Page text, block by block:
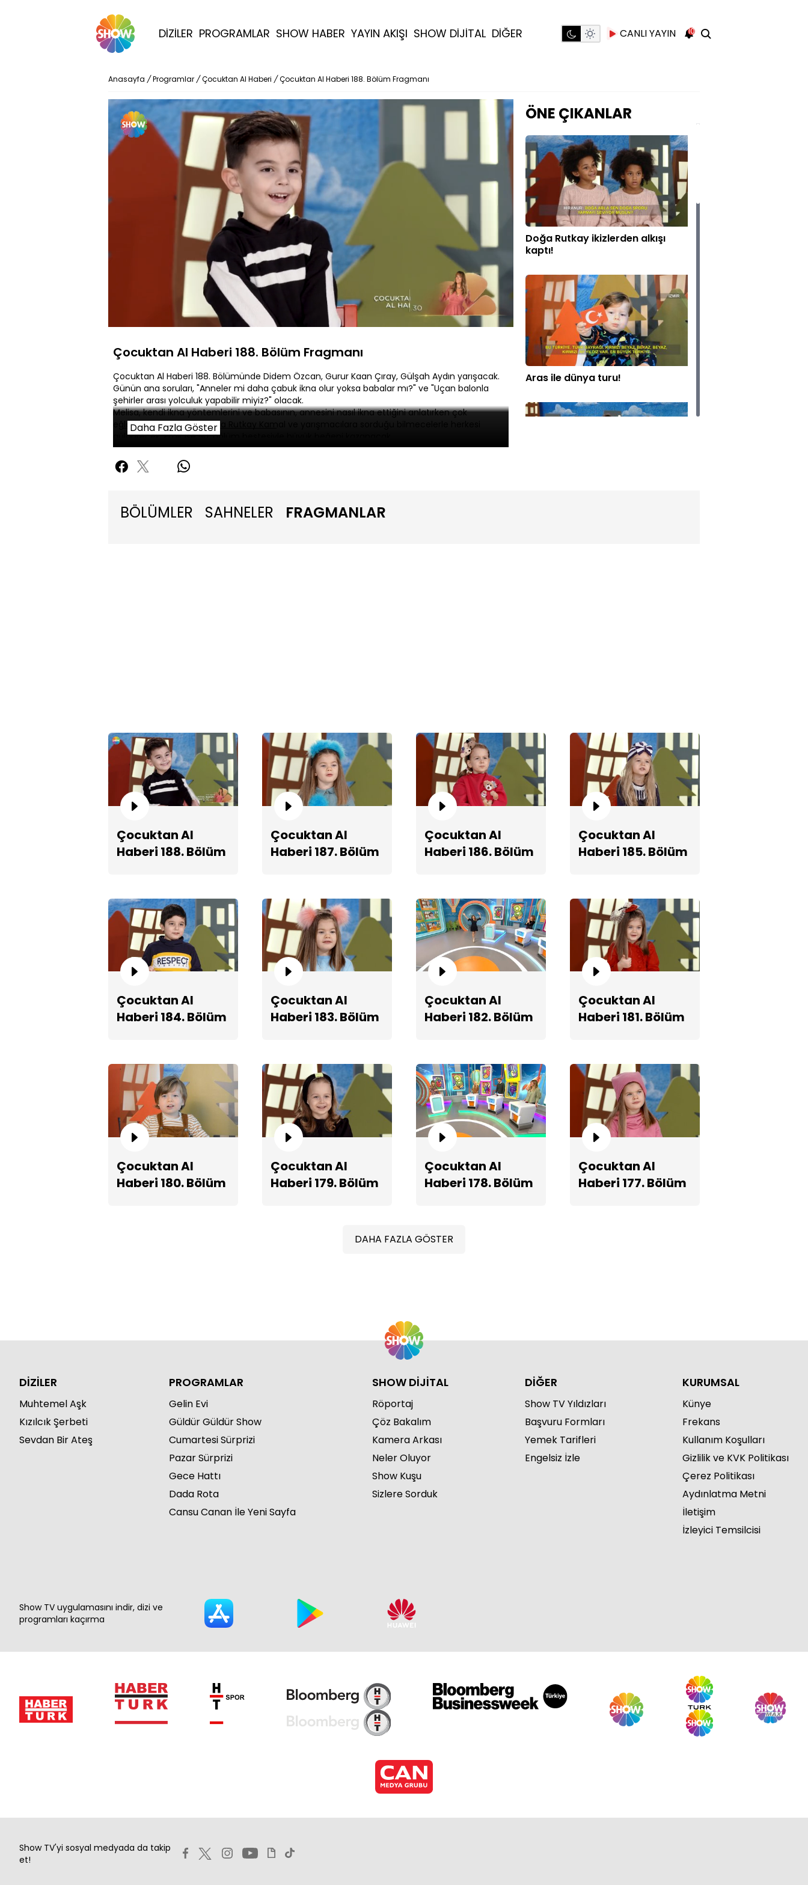
DİZİLER PROGRAMLAR SHOW HABER YAYIN AKIŞI SHOW DİJİTAL DİĞER CANLI YAYIN 10
Anasayfa / Programlar / Çocuktan Al Haberi / Çocuktan Al Haberi 188. Bölüm Fragmanı
Yüklendi :
53.15%
Oynatma
Hızı
Çocuktan Al Haberi 188. Bölüm Fragmanı
Çocuktan Al Haberi 188. Bölümünde Didem Özcan, Gurur Kaan Çıray, Gülşah Aydın yarışacak.
Günün ana soruları, "Anneler mi daha çabuk ikna olur yoksa babalar mı?" ve "Uçan balonla
şehirler arası yolculuk yapabilir miyiz?" olacak.
Melisa, kendi ikna yöntemlerini ve babasının, annesini nasıl ikna ettiğini anlatırken çok
eğleneceksiniz. Kami, Doğa Rutkay Kamal ve yarışmacılara sorduğu bilmecelerle herkesi
güldürecek. Emir ise 50. bölüm bestesiyle büyük beğeni kazanacak.
Daha Fazla Göster
ÖNE ÇIKANLAR
Doğa Rutkay ikizlerden alkışı
kaptı!
Aras ile dünya turu!
Büyüklerin mi daha çok arkadaşı
vardır yoksa çocukların mı?
Miniklerden ofsayt dersleri!
Uygar mikroskopta neler
görüyor?
BÖLÜMLER SAHNELER FRAGMANLAR
Çocuktan Al
Haberi 188. Bölüm
Çocuktan Al
Haberi 187. Bölüm
Çocuktan Al
Haberi 186. Bölüm
Çocuktan Al
Haberi 185. Bölüm
Çocuktan Al
Haberi 184. Bölüm
Çocuktan Al
Haberi 183. Bölüm
Çocuktan Al
Haberi 182. Bölüm
Çocuktan Al
Haberi 181. Bölüm
Çocuktan Al
Haberi 180. Bölüm
Çocuktan Al
Haberi 179. Bölüm
Çocuktan Al
Haberi 178. Bölüm
Çocuktan Al
Haberi 177. Bölüm
DAHA FAZLA GÖSTER
DİZİLER
Muhtemel Aşk
Kızılcık Şerbeti
Sevdan Bir Ateş
PROGRAMLAR
Gelin Evi
Güldür Güldür Show
Cumartesi Sürprizi
Pazar Sürprizi
Gece Hattı
Dada Rota
Cansu Canan İle Yeni Sayfa
SHOW DİJİTAL
Röportaj
Çöz Bakalım
Kamera Arkası
Neler Oluyor
Show Kuşu
Sizlere Sorduk
DİĞER
Show TV Yıldızları
Başvuru Formları
Yemek Tarifleri
Engelsiz İzle
KURUMSAL
Künye
Frekans
Kullanım Koşulları
Gizlilik ve KVK Politikası
Çerez Politikası
Aydınlatma Metni
İletişim
İzleyici Temsilcisi
Show TV uygulamasını indir, dizi ve
programları kaçırma
Show TV'yi sosyal medyada da takip
et!